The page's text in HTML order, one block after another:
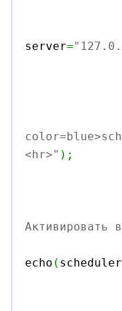
server=
<hr>" ) ;
Активировать
echo ( scheduler